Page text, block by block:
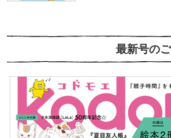
最新号の